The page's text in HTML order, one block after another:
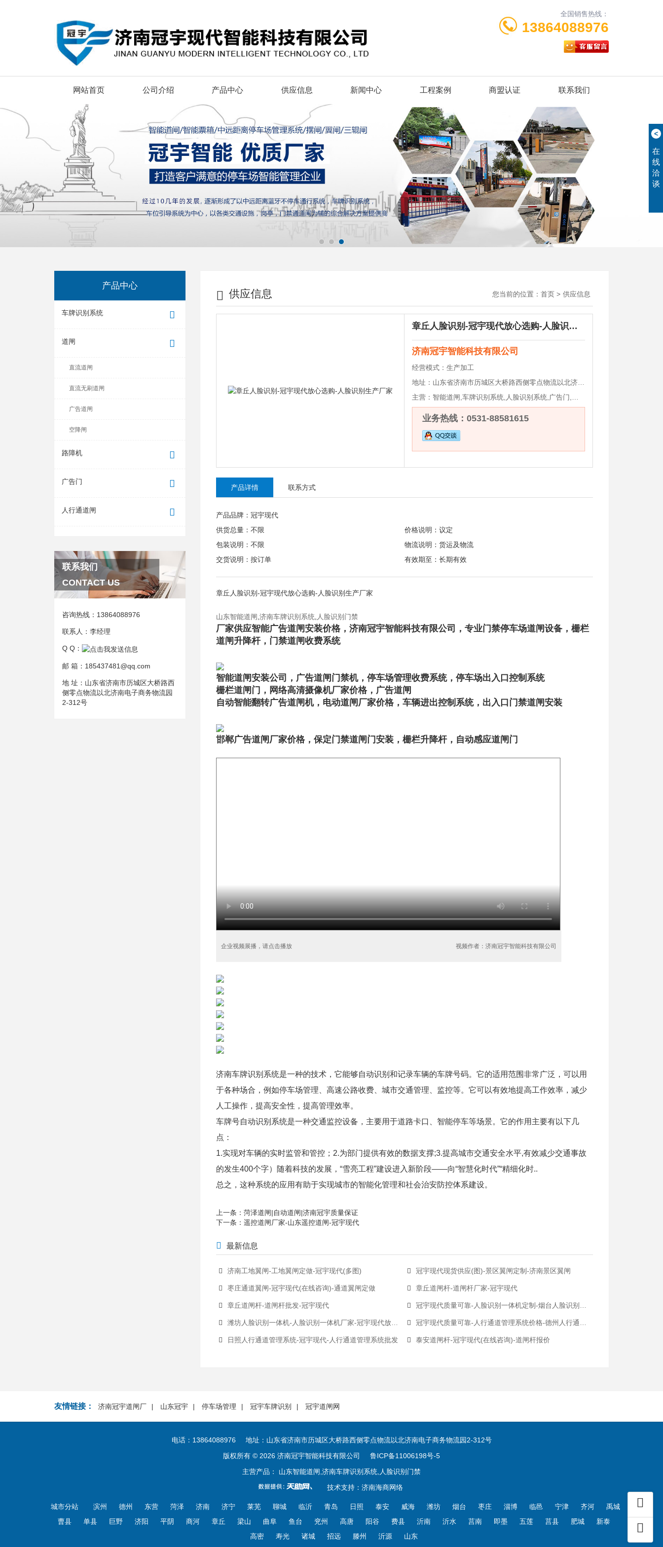
全国销售热线：
13864088976
网站首页 公司介绍 产品中心 供应信息 新闻中心 工程案例 商盟认证 联系我们
产品中心
车牌识别系统
道闸
直流道闸
直流无刷道闸
广告道闸
空降闸
路障机
广告门
人行通道闸
联系我们
CONTACT US
咨询热线： 13864088976
联系人： 李经理
Q Q：
邮 箱： 185437481@qq.com
地 址： 山东省济南市历城区大桥路西
侧零点物流以北济南电子商务物流园
2-312号
供应信息 您当前的位置： 首页 > 供应信息
章丘人脸识别-冠宇现代放心选购-人脸识别生产厂家
济南冠宇智能科技有限公司
经营模式： 生产加工
地址： 山东省济南市历城区大桥路西侧零点物流以北济南电子商务物流园2-312号
主营： 智能道闸,车牌识别系统,人脸识别系统,广告门,门禁系统
业务热线：0531-88581615
产品详情 联系方式
产品品牌：冠宇现代
供货总量：不限
价格说明：议定
包装说明：不限
物流说明：货运及物流
交货说明：按订单
有效期至：长期有效
章丘人脸识别-冠宇现代放心选购-人脸识别生产厂家
山东智能道闸,济南车牌识别系统,人脸识别门禁
厂家供应智能广告道闸安装价格，济南冠宇智能科技有限公司，专业门禁停车场道闸设备，栅栏
道闸升降杆，门禁道闸收费系统
智能道闸安装公司，广告道闸门禁机，停车场管理收费系统，停车场出入口控制系统
栅栏道闸门，网络高清摄像机厂家价格，广告道闸
自动智能翻转广告道闸机，电动道闸厂家价格，车辆进出控制系统，出入口门禁道闸安装
邯郸广告道闸厂家价格，保定门禁道闸门安装，栅栏升降杆，自动感应道闸门
企业视频展播，请点击播放 视频作者：济南冠宇智能科技有限公司
济南车牌识别系统是一种的技术，它能够自动识别和记录车辆的车牌号码。它的适用范围非常广泛，可以用
于各种场合，例如停车场管理、高速公路收费、城市交通管理、监控等。它可以有效地提高工作效率，减少
人工操作，提高安全性，提高管理效率。
车牌号自动识别系统是一种交通监控设备，主要用于道路卡口、智能停车等场景。它的作用主要有以下几
点：
1.实现对车辆的实时监管和管控；2.为部门提供有效的数据支撑;3.提高城市交通安全水平,有效减少交通事故
的发生400个字）随着科技的发展，“雪亮工程”建设进入新阶段——向“智慧化时代”“精细化时..
总之，这种系统的应用有助于实现城市的智能化管理和社会治安防控体系建设。
上一条： 菏泽道闸|自动道闸|济南冠宇质量保证
下一条： 遥控道闸厂家-山东遥控道闸-冠宇现代
最新信息
济南工地翼闸-工地翼闸定做-冠宇现代(多图) 冠宇现代现货供应(图)-景区翼闸定制-济南景区翼闸
枣庄通道翼闸-冠宇现代(在线咨询)-通道翼闸定做 章丘道闸杆-道闸杆厂家-冠宇现代
章丘道闸杆-道闸杆批发-冠宇现代 冠宇现代质量可靠-人脸识别一体机定制-烟台人脸识别一体机
潍坊人脸识别一体机-人脸识别一体机厂家-冠宇现代放心选购 冠宇现代质量可靠-人行通道管理系统价格-德州人行通道管理系统
日照人行通道管理系统-冠宇现代-人行通道管理系统批发 泰安道闸杆-冠宇现代(在线咨询)-道闸杆报价
友情链接： 济南冠宇道闸厂 山东冠宇 停车场管理 冠宇车牌识别 冠宇道闸网
电话：13864088976
地址：山东省济南市历城区大桥路西侧零点物流以北济南电子商务物流园2-312号
版权所有 © 2026 济南冠宇智能科技有限公司
鲁ICP备11006198号-5
主营产品： 山东智能道闸,济南车牌识别系统,人脸识别门禁
技术支持： 济南海商网络
城市分站 滨州 德州 东营 菏泽 济南 济宁 莱芜 聊城 临沂 青岛 日照 泰安 威海 潍坊 烟台 枣庄 淄博 临邑 宁津 齐河
禹城
曹县
单县 巨野 济阳 平阴 商河 章丘 梁山 曲阜 鱼台 兖州 高唐 阳谷 费县 沂南 沂水 莒南 即墨 五莲 莒县 肥城
新泰
高密
寿光 诸城 招远 滕州 沂源 山东
<
在
线
洽
谈